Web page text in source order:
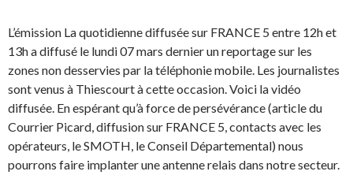
L’émission La quotidienne diffusée sur FRANCE 5 entre 12h et
13h a diffusé le lundi 07 mars dernier un reportage sur les
zones non desservies par la téléphonie mobile. Les journalistes
sont venus à Thiescourt à cette occasion. Voici la vidéo
diffusée. En espérant qu’à force de persévérance (article du
Courrier Picard, diffusion sur FRANCE 5, contacts avec les
opérateurs, le SMOTH, le Conseil Départemental) nous
pourrons faire implanter une antenne relais dans notre secteur.